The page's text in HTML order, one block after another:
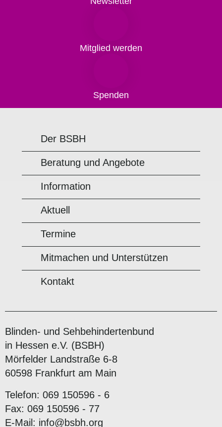
Mitglied werden
Spenden
Der BSBH
Beratung und Angebote
Information
Aktuell
Termine
Mitmachen und Unterstützen
Kontakt
Blinden- und Sehbehindertenbund
in Hessen e.V. (BSBH)
Mörfelder Landstraße 6-8
60598 Frankfurt am Main
Telefon: 069 150596 - 6
Fax: 069 150596 - 77
E-Mail: info@bsbh.org